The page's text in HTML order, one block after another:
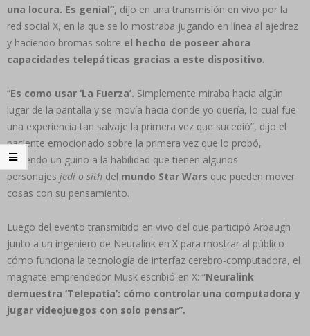
una locura. Es genial”, dijo en una transmisión en vivo por la
red social X, en la que se lo mostraba jugando en línea al ajedrez
y haciendo bromas sobre el hecho de poseer ahora
capacidades telepáticas gracias a este dispositivo.
“Es como usar ‘La Fuerza’. Simplemente miraba hacia algún
lugar de la pantalla y se movía hacia donde yo quería, lo cual fue
una experiencia tan salvaje la primera vez que sucedió”, dijo el
paciente emocionado sobre la primera vez que lo probó,
haciendo un guiño a la habilidad que tienen algunos
personajes jedi o sith del mundo Star Wars que pueden mover
cosas con su pensamiento.
Luego del evento transmitido en vivo del que participó Arbaugh
junto a un ingeniero de Neuralink en X para mostrar al público
cómo funciona la tecnología de interfaz cerebro-computadora, el
magnate emprendedor Musk escribió en X: “Neuralink
demuestra ‘Telepatía’: cómo controlar una computadora y
jugar videojuegos con solo pensar”.